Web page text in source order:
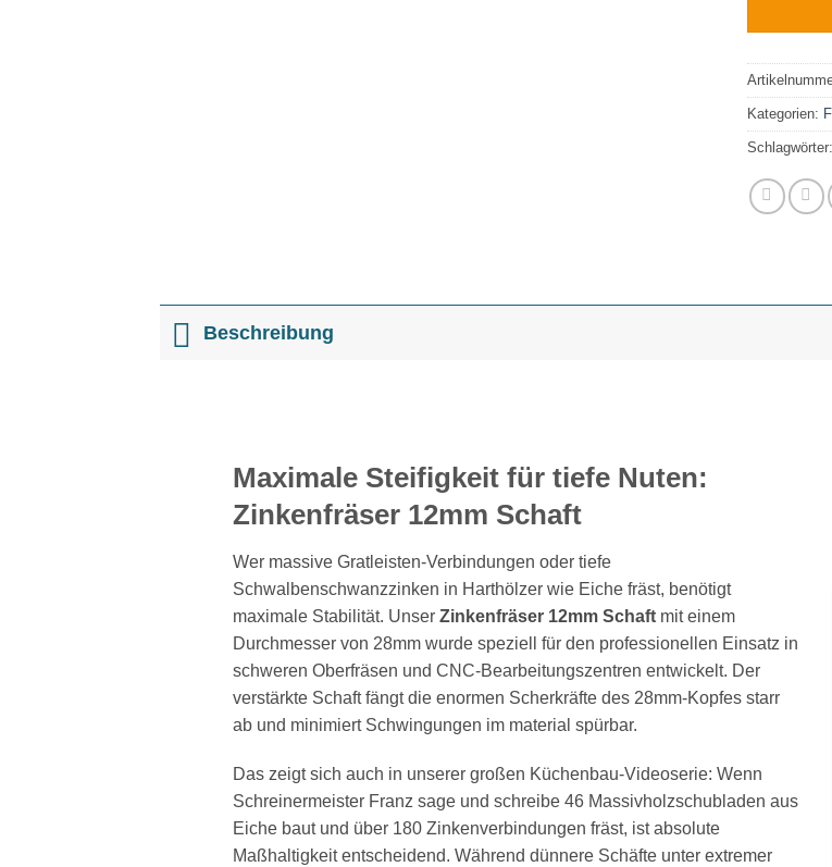
Kategorien:
Schlagwörter:
Beschreibung
Maximale Steifigkeit für tiefe Nuten:
Zinkenfräser 12mm Schaft
Wer massive Gratleisten-Verbindungen oder tiefe
Schwalbenschwanzzinken in Harthölzer wie Eiche fräst, benötigt
maximale Stabilität. Unser Zinkenfräser 12mm Schaftmit einem
Durchmesser von 28mm wurde speziell für den professionellen Einsatz in
schweren Oberfräsen und CNC-Bearbeitungszentren entwickelt. Der
verstärkte Schaft fängt die enormen Scherkräfte des 28mm-Kopfes starr
ab und minimiert Schwingungen im material spürbar.
Das zeigt sich auch in unserer großen Küchenbau-Videoserie: Wenn
Schreinermeister Franz sage und schreibe 46 Massivholzschubladen aus
Eiche baut und über 180 Zinkenverbindungen fräst, ist absolute
Maßhaltigkeit entscheidend. Während dünnere Schäfte unter extremer